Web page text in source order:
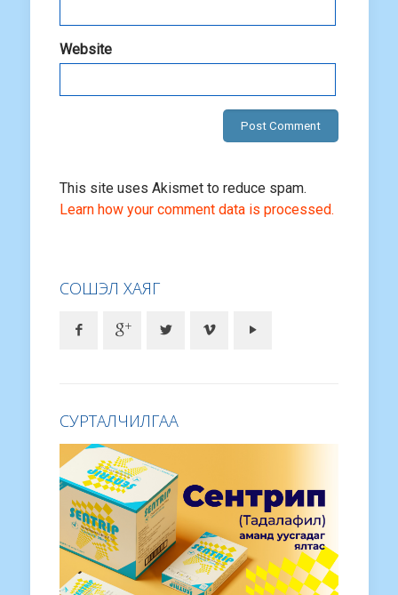
Website
This site uses Akismet to reduce spam.
Learn how your comment data is processed.
СОШЭЛ ХАЯГ
СУРТАЛЧИЛГАА